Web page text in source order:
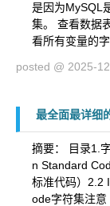
是因为MySQL
集。 查看数据
看所有变量的
posted @ 2025-
最全面最详细
摘要： 目录1.
n Standard
标准代码）2.2
ode字符集注